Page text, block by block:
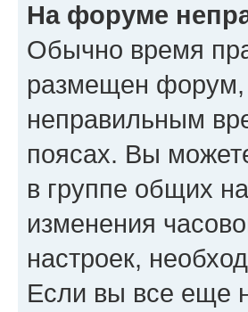
На форуме
Обычно время
размещен форум,
неправильным
поясах. Вы
в группе общих
изменения
настроек,
Если вы все еще